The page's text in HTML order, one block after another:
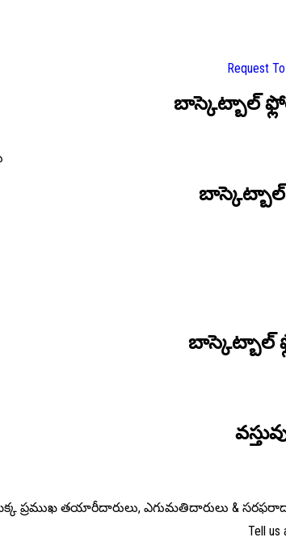
Request
బాస్కెట్బాల్
బాస్కెట్బాల్
బాస్కెట్బాల్
తయారీదారులు, ఎగుమతిదారులు &
Tell us